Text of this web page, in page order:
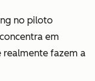
no piloto
em
realmente fazem a